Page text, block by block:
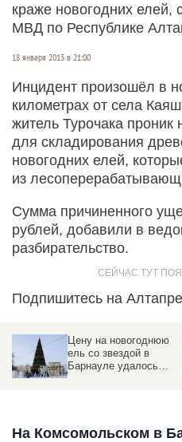
краже новогодних елей,
МВД по Республике
18 января 2013 в 21:00
Инцидент произошёл в
километрах от села
житель Турочака
для складирования
новогодних елей,
из
Сумма причиненного
рублей, добавили в
разбирательство.
Подпишитесь на
Цену на новогоднюю
ель со звездой в
Барнауле удалось
На Комсомольском в